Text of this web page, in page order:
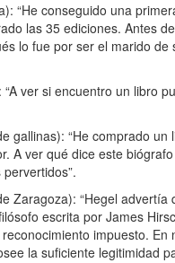
“He conseguido una
las 35 ediciones. Antes
lo fue por ser el marido
“A ver si encuentro un libro
gallinas): “He comprado
A ver qué dice este
Zaragoza): “Hegel
escrita por James
impuesto.
la suficiente legitimidad